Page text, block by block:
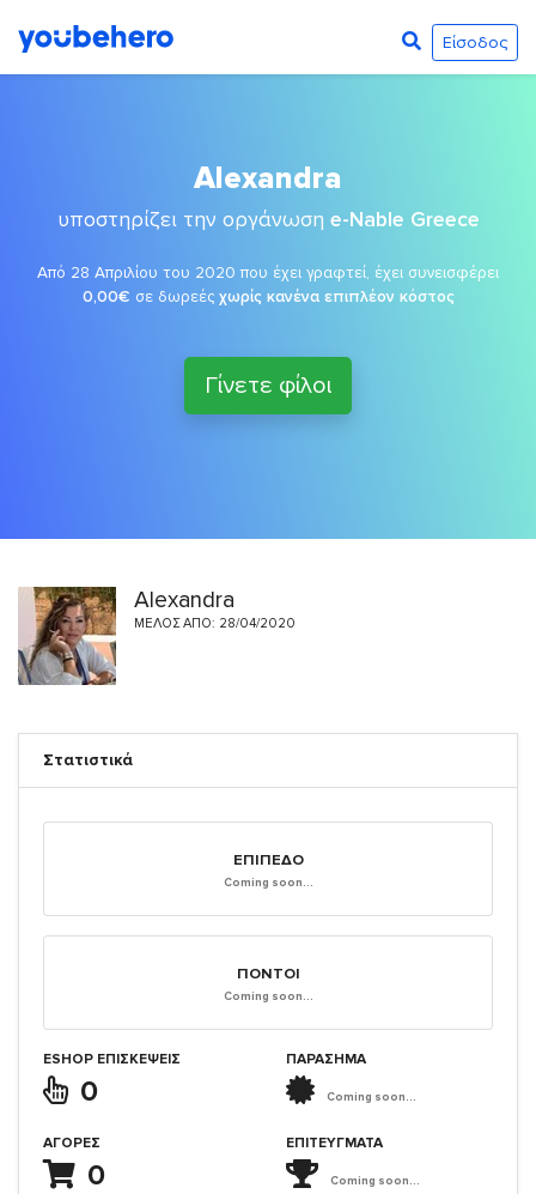
Είσοδος
Alexandra
υποστηρίζει την οργάνωση e-Nable Greece
Από 28 Απριλίου του 2020 που έχει γραφτεί, έχει συνεισφέρει
0,00€ σε δωρεές χωρίς κανένα επιπλέον κόστος
Γίνετε φίλοι
Alexandra
ΜΈΛΟΣ ΑΠΌ: 28/04/2020
Στατιστικά
ΕΠΊΠΕΔΟ
Coming soon...
ΠΌΝΤΟΙ
Coming soon...
ESHOP ΕΠΙΣΚΈΨΕΙΣ
0
ΑΓΟΡΈΣ
0
ΠΑΡΑΣΗΜΑ
Coming soon...
ΕΠΙΤΕΎΓΜΑΤΑ
Coming soon...